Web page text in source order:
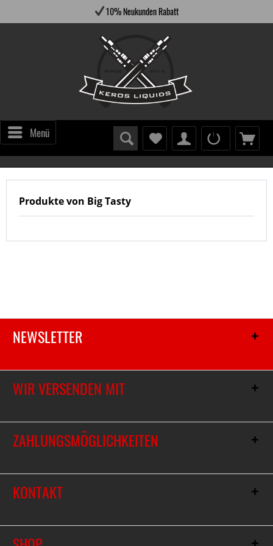
10% Neukunden Rabatt
Menü
Produkte von Big Tasty
NEWSLETTER
WIR VERSENDEN MIT
ZAHLUNGSMÖGLICHKEITEN
KONTAKT